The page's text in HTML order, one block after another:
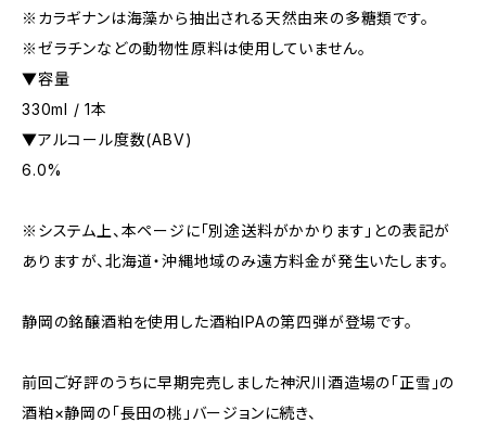
※カラギナンは海藻から抽出される天然由来の多糖類です。
※ゼラチンなどの動物性原料は使用していません。
▼容量
330ml / 1本
▼アルコール度数(ABV)
6.0%
※システム上、本ページに「別途送料がかかります」との表記が
ありますが、北海道・沖縄地域のみ遠方料金が発生いたします。
静岡の銘醸酒粕を使用した酒粕IPAの第四弾が登場です。
前回ご好評のうちに早期完売しました神沢川酒造場の「正雪」の
酒粕×静岡の「長田の桃」バージョンに続き、